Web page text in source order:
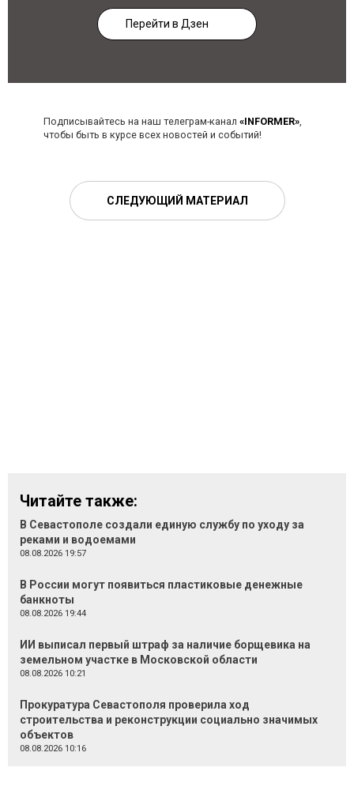
Перейти в Дзен
Подписывайтесь на наш телеграм-канал «INFORMER»,
чтобы быть в курсе всех новостей и событий!
СЛЕДУЮЩИЙ МАТЕРИАЛ
Читайте также:
В Севастополе создали единую службу по уходу за
реками и водоемами
08.08.2026 19:57
В России могут появиться пластиковые денежные
банкноты
08.08.2026 19:44
ИИ выписал первый штраф за наличие борщевика на
земельном участке в Московской области
08.08.2026 10:21
Прокуратура Севастополя проверила ход
строительства и реконструкции социально значимых
объектов
08.08.2026 10:16